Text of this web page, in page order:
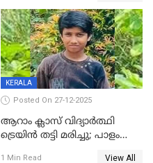
കസ്റ്റഡിയിൽ
KERALA
Posted On 27-12-2025
ആറാം ക്ലാസ് വിദ്യാർത്ഥി
ട്രെയിൻ തട്ടി മരിച്ചു; പാളം
1 Min Read View All